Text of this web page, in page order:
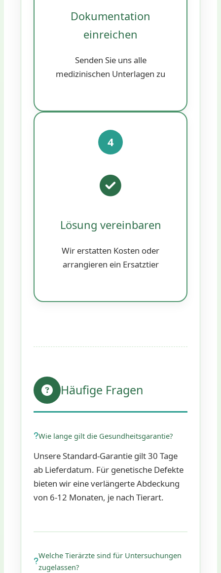
Dokumentation
einreichen
Senden Sie uns alle
medizinischen Unterlagen zu
4
Lösung vereinbaren
Wir erstatten Kosten oder
arrangieren ein Ersatztier
Häufige Fragen
Wie lange gilt die Gesundheitsgarantie?
Unsere Standard-Garantie gilt 30 Tage
ab Lieferdatum. Für genetische Defekte
bieten wir eine verlängerte Abdeckung
von 6-12 Monaten, je nach Tierart.
Welche Tierärzte sind für Untersuchungen
zugelassen?